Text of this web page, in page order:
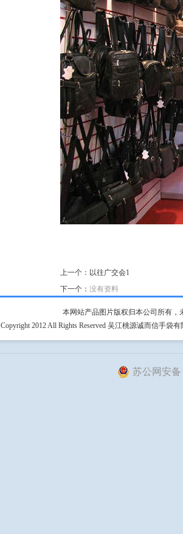
上一个： 以往广交会1
下一个： 没有资料
本网站产品图片版权归本公司所有
Copyright 2012 All Rights Reserved 吴江桃源诚而信手袋
苏公网安备